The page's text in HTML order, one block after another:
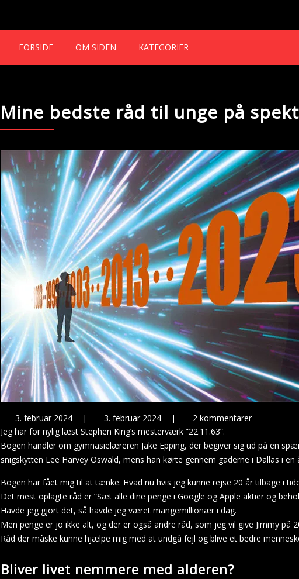
FORSIDE OM SIDEN KATEGORIER
Mine bedste råd til unge på
3. februar 2024 | 3. februar 2024 |
2 kommentarer
Jeg har for nylig læst Stephen King’s mesterværk ”22.11.63”.
Bogen handler om gymnasielæreren Jake Epping, der begiver sig ud på en
snigskytten Lee Harvey Oswald, mens han kørte gennem gaderne i Dallas i en
Bogen har fået mig til at tænke: Hvad nu hvis jeg kunne rejse 20 år tilbage i
Det mest oplagte råd er ”Sæt alle dine penge i Google og Apple aktier og
Havde jeg gjort det, så havde jeg været mangemillionær i dag.
Men penge er jo ikke alt, og der er også andre råd, som jeg vil give Jimmy på
Råd der måske kunne hjælpe mig med at undgå fejl og blive et bedre
Bliver livet nemmere med alderen?